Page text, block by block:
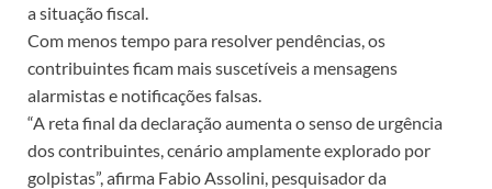
a situação fiscal.
Com menos tempo para resolver pendências, os
contribuintes ficam mais suscetíveis a mensagens
alarmistas e notificações falsas.
“A reta final da declaração aumenta o senso de urgência
dos contribuintes, cenário amplamente explorado por
golpistas”, afirma Fabio Assolini, pesquisador da